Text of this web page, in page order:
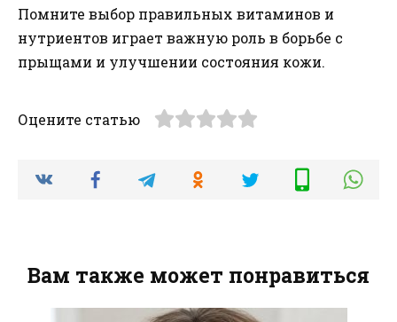
Помните выбор правильных витаминов и
нутриентов играет важную роль в борьбе с
прыщами и улучшении состояния кожи.
Оцените статью
Вам также может понравиться